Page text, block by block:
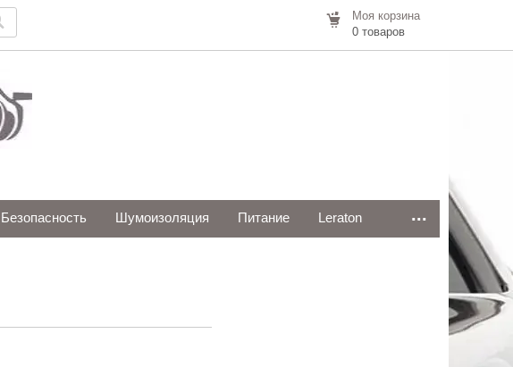
Моя корзина
0 товаров
Безопасность Шумоизоляция Питание Leraton ...